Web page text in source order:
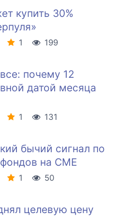
купить 30%
1
199
почему 12
датой месяца
1
131
бычий сигнал по
на CME
1
50
целевую цену